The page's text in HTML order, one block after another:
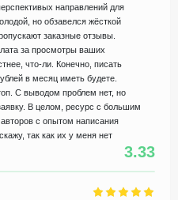
направлений для
но обзавелся жёсткой
заказные отзывы.
за просмотры ваших
что-ли. Конечно, писать
в месяц иметь будете.
С выводом проблем нет, но
В целом, ресурс с большим
с опытом написания
так как их у меня нет
3.33